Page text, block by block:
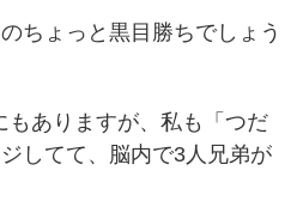
ちょっと黒目勝ちでしょう
もありますが、私も「つだ
してて、脳内で3人兄弟が